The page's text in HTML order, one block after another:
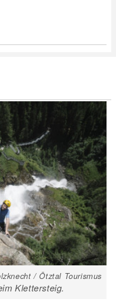
/ Ötztal Tourismus
Klettersteig.